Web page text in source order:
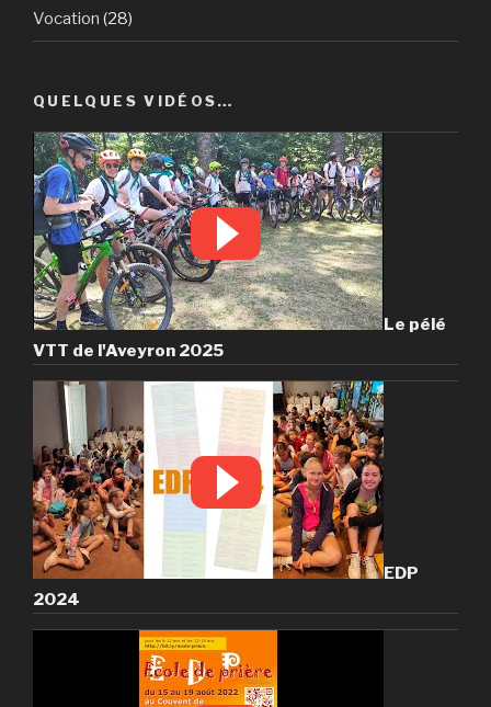
Vocation (28)
QUELQUES VIDÉOS…
Le pélé
VTT de l'Aveyron 2025
EDP
2024